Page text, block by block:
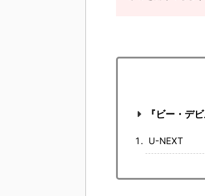
『ビー・デ
U-NEXT